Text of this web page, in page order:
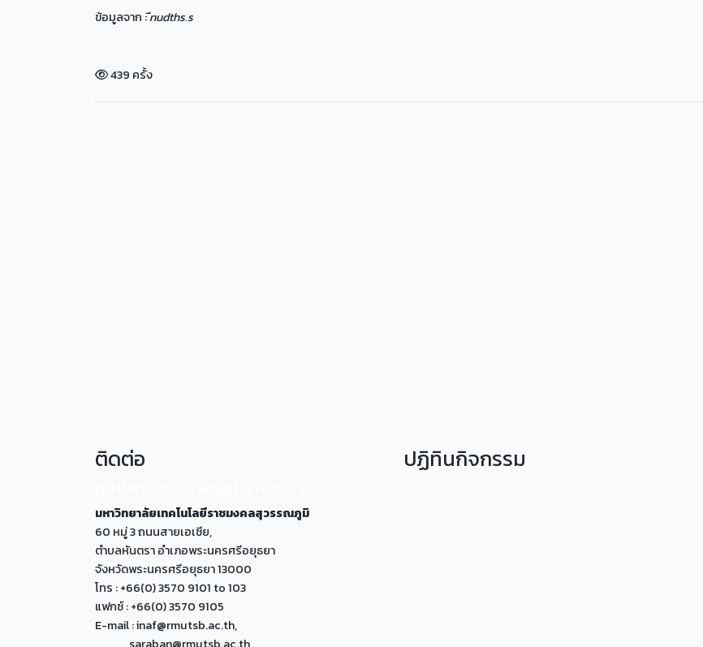
ข้อมูลจาก :ืnudths.s
439 ครั้ง
ติดต่อ
มหาวิทยาลัยเทคโนโลยีราชมงคลสุวรรณภูมิ
60 หมู่ 3 ถนนสายเอเซีย,
ตำบลหันตรา อำเภอพระนครศรีอยุธยา
จังหวัดพระนครศรีอยุธยา 13000
โทร : +66(0) 3570 9101 to 103
แฟกซ์ : +66(0) 3570 9105
E-mail : inaf@rmutsb.ac.th,
ปฏิทินกิจกรรม